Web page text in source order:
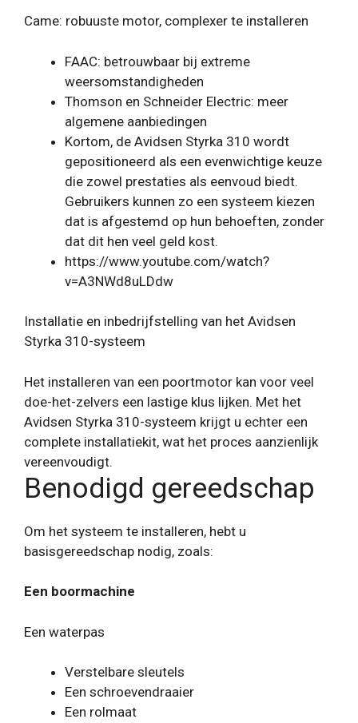
Came: robuuste motor, complexer te installeren
FAAC: betrouwbaar bij extreme
weersomstandigheden
Thomson en Schneider Electric: meer
algemene aanbiedingen
Kortom, de Avidsen Styrka 310 wordt
gepositioneerd als een evenwichtige keuze
die zowel prestaties als eenvoud biedt.
Gebruikers kunnen zo een systeem kiezen
dat is afgestemd op hun behoeften, zonder
dat dit hen veel geld kost.
https://www.youtube.com/watch?
v=A3NWd8uLDdw
Installatie en inbedrijfstelling van het Avidsen
Styrka 310-systeem
Het installeren van een poortmotor kan voor veel
doe-het-zelvers een lastige klus lijken. Met het
Avidsen Styrka 310-systeem krijgt u echter een
complete installatiekit, wat het proces aanzienlijk
vereenvoudigt.
Benodigd gereedschap
Om het systeem te installeren, hebt u
basisgereedschap nodig, zoals:
Een boormachine
Een waterpas
Verstelbare sleutels
Een schroevendraaier
Een rolmaat